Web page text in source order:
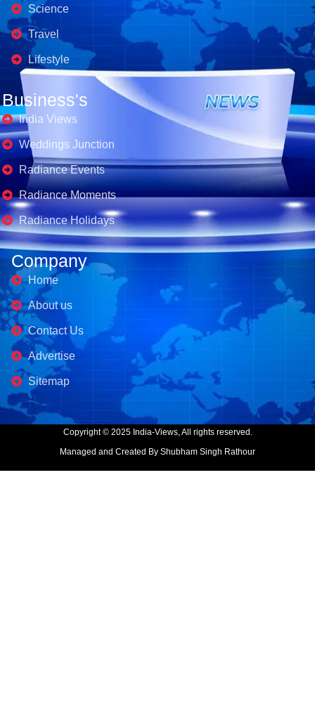
Science
Travel
Lifestyle
Business's
India Views
Weddings Junction
Radiance Events
Radiance Moments
Radiance Holidays
Company
Home
About us
Contact Us
Advertise
Sitemap
Copyright © 2025 India-Views, All rights reserved.
Managed and Created By Shubham Singh Rathour